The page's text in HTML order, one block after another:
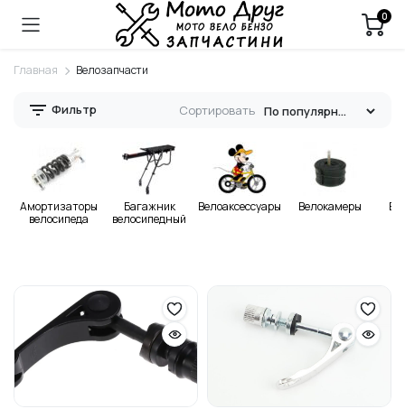
0
Главная Велозапчасти
Фильтр Сортировать
Амортизаторы
велосипеда
Багажник
велосипедный
Велоаксессуары Велокамеры